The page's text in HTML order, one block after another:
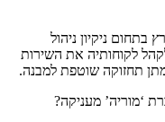
בתחום ניקיון ניהול
לקוחותיה את השירות
תחזוקה שוטפת למבנה.
‘מוריה’ מעניקה?